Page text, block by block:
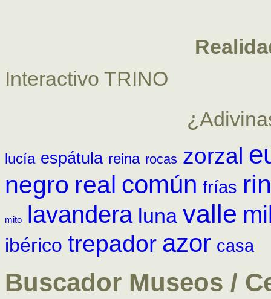
Interactivo TRINO
lucía espátula reina rocas zorzal
negro real común frías
mito lavandera luna valle
ibérico trepador azor casa
Buscador Museos /